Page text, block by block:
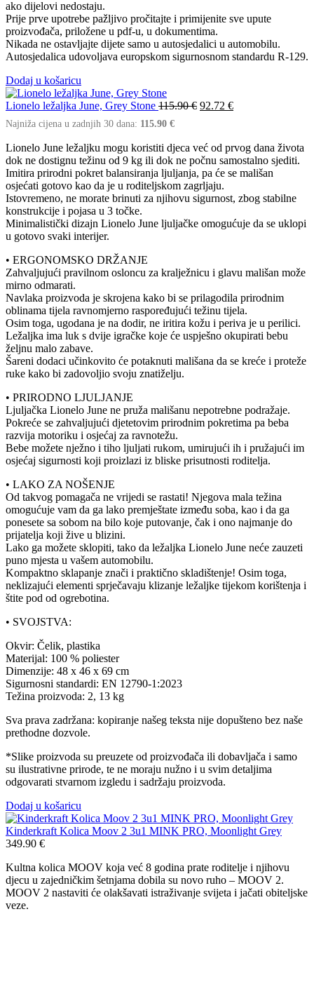
ako dijelovi nedostaju.
Prije prve upotrebe pažljivo pročitajte i primijenite sve upute
proizvođača, priložene u pdf-u, u dokumentima.
Nikada ne ostavljajte dijete samo u autosjedalici u automobilu.
Autosjedalica udovoljava europskom sigurnosnom standardu R-129.
Dodaj u košaricu
Lionelo ležaljka June, Grey Stone 115.90€ 92.72 €
Najniža cijena u zadnjih 30 dana: 115.90 €
Lionelo June ležaljku mogu koristiti djeca već od prvog dana života
dok ne dostignu težinu od 9 kg ili dok ne počnu samostalno sjediti.
Imitira prirodni pokret balansiranja ljuljanja, pa će se mališan
osjećati gotovo kao da je u roditeljskom zagrljaju.
Istovremeno, ne morate brinuti za njihovu sigurnost, zbog stabilne
konstrukcije i pojasa u 3 točke.
Minimalistički dizajn Lionelo June ljuljačke omogućuje da se uklopi
u gotovo svaki interijer.
• ERGONOMSKO DRŽANJE
Zahvaljujući pravilnom osloncu za kralježnicu i glavu mališan može
mirno odmarati.
Navlaka proizvoda je skrojena kako bi se prilagodila prirodnim
oblinama tijela ravnomjerno raspoređujući težinu tijela.
Osim toga, ugodana je na dodir, ne iritira kožu i periva je u perilici.
Ležaljka ima luk s dvije igračke koje će uspješno okupirati bebu
željnu malo zabave.
Šareni dodaci učinkovito će potaknuti mališana da se kreće i proteže
ruke kako bi zadovoljio svoju znatiželju.
• PRIRODNO LJULJANJE
Ljuljačka Lionelo June ne pruža mališanu nepotrebne podražaje.
Pokreće se zahvaljujući djetetovim prirodnim pokretima pa beba
razvija motoriku i osjećaj za ravnotežu.
Bebe možete nježno i tiho ljuljati rukom, umirujući ih i pružajući im
osjećaj sigurnosti koji proizlazi iz bliske prisutnosti roditelja.
• LAKO ZA NOŠENJE
Od takvog pomagača ne vrijedi se rastati! Njegova mala težina
omogućuje vam da ga lako premještate između soba, kao i da ga
ponesete sa sobom na bilo koje putovanje, čak i ono najmanje do
prijatelja koji žive u blizini.
Lako ga možete sklopiti, tako da ležaljka Lionelo June neće zauzeti
puno mjesta u vašem automobilu.
Kompaktno sklapanje znači i praktično skladištenje! Osim toga,
neklizajući elementi sprječavaju klizanje ležaljke tijekom korištenja i
štite pod od ogrebotina.
• SVOJSTVA:
Okvir: Čelik, plastika
Materijal: 100 % poliester
Dimenzije: 48 x 46 x 69 cm
Sigurnosni standardi: EN 12790-1:2023
Težina proizvoda: 2, 13 kg
Sva prava zadržana: kopiranje našeg teksta nije dopušteno bez naše
prethodne dozvole.
*Slike proizvoda su preuzete od proizvođača ili dobavljača i samo
su ilustrativne prirode, te ne moraju nužno i u svim detaljima
odgovarati stvarnom izgledu i sadržaju proizvoda.
Dodaj u košaricu
Kinderkraft Kolica Moov 2 3u1 MINK PRO, Moonlight Grey
349.90 €
Kultna kolica MOOV koja već 8 godina prate roditelje i njihovu
djecu u zajedničkim šetnjama dobila su novo ruho – MOOV 2.
MOOV 2 nastaviti će olakšavati istraživanje svijeta i jačati obiteljske
veze.